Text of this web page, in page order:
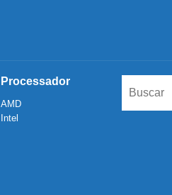
Processador
AMD
Intel